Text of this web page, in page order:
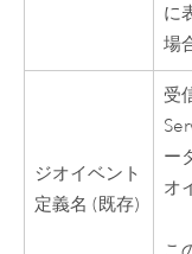
に
場
ジオイベント
定義名 (既存)
受
ー
オ